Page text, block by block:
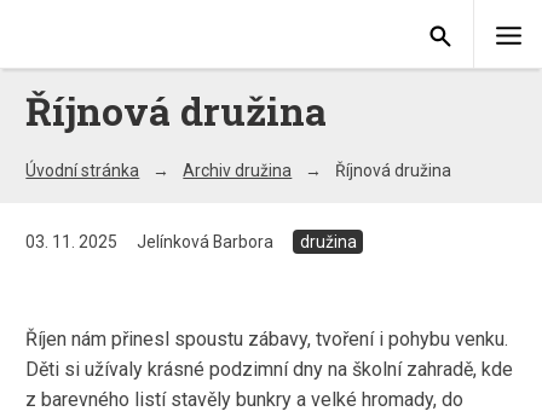
Říjnová družina
Úvodní stránka Archiv družina Říjnová družina
03. 11. 2025 Jelínková Barbora družina
Říjen nám přinesl spoustu zábavy, tvoření i pohybu venku.
Děti si užívaly krásné podzimní dny na školní zahradě, kde
z barevného listí stavěly bunkry a velké hromady, do